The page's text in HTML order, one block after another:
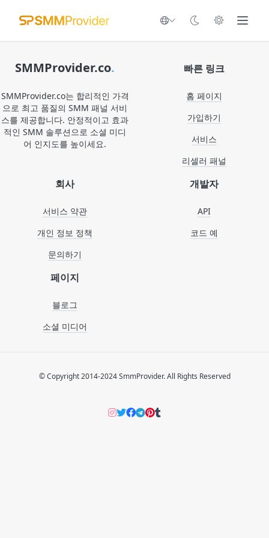
SMMProvider.co.
SMMProvider.co는 합리적인 가격
으로 최고 품질의 SMM 패널 서비
스를 제공합니다. 안정적이고 효과
적인 SMM 솔루션으로 소셜 미디
어 인지도를 높이세요.
빠른 링크
홈 페이지
가입하기
서비스
리셀러 패널
회사
서비스 약관
개인 정보 정책
문의하기
개발자
API
코드 예
페이지
블로그
소셜 미디어
© Copyright 2014-2024 SmmProvider. All Rights Reserved
Instagram
Twitter
Facebook
Telegram
Pinterers
Tumblr